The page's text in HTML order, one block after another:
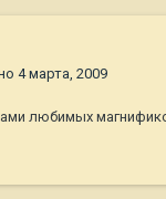
4 марта, 2009
любимых